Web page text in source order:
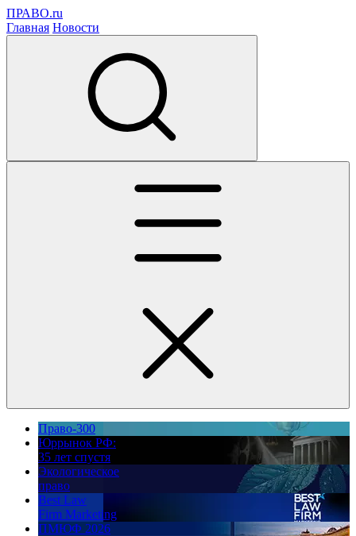
ПРАВО.ru
Главная Новости
Право-300
Юррынок РФ:
35 лет спустя
Экологическое
право
Best Law
Firm Marketing
ПМЮФ 2026